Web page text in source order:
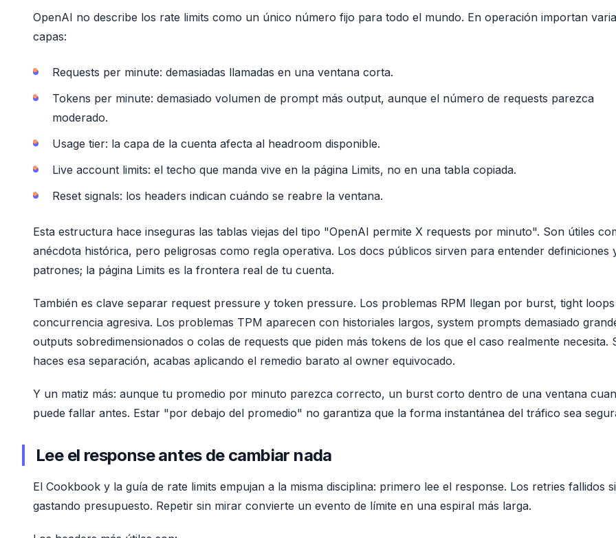
OpenAI no describe los rate limits como un único número fijo para todo el mundo. En operación importan
capas:
Requests per minute: demasiadas llamadas en una ventana corta.
Tokens per minute: demasiado volumen de prompt más output, aunque el número de requests parezca
moderado.
Usage tier: la capa de la cuenta afecta al headroom disponible.
Live account limits: el techo que manda vive en la página Limits, no en una tabla copiada.
Reset signals: los headers indican cuándo se reabre la ventana.
Esta estructura hace inseguras las tablas viejas del tipo "OpenAI permite X requests por minuto". Son útiles
anécdota histórica, pero peligrosas como regla operativa. Los docs públicos sirven para entender definiciones
patrones; la página Limits es la frontera real de tu cuenta.
También es clave separar request pressure y token pressure. Los problemas RPM llegan por burst, tight
concurrencia agresiva. Los problemas TPM aparecen con historiales largos, system prompts demasiado
outputs sobredimensionados o colas de requests que piden más tokens de los que el caso realmente necesita.
haces esa separación, acabas aplicando el remedio barato al owner equivocado.
Y un matiz más: aunque tu promedio por minuto parezca correcto, un burst corto dentro de una ventana
puede fallar antes. Estar "por debajo del promedio" no garantiza que la forma instantánea del tráfico sea
Lee el response antes de cambiar nada
El Cookbook y la guía de rate limits empujan a la misma disciplina: primero lee el response. Los retries fallidos
gastando presupuesto. Repetir sin mirar convierte un evento de límite en una espiral más larga.